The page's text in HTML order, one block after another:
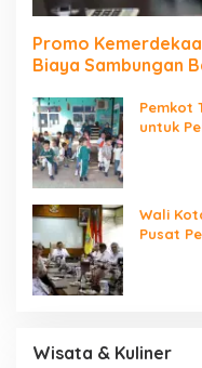
Promo
Biaya Sambungan
Pemkot
untuk
Wali
Pusat
Wisata & Kuliner